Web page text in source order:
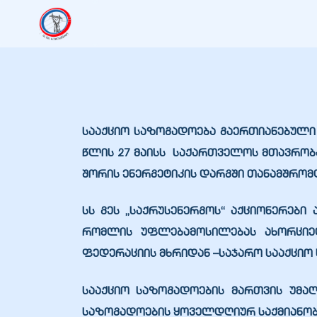
სააქციო საზოგადოება გაერთიანებული
წლის 27 მაისს საქართველოს
შორის ენერგეტიკის დარგში
სს გეს „საქრუსენერგოს“
რომლის უფლებამოსილებას
ფედერაციის მხრიდან –საჯარო
სააქციო საზოგადოების მართვის
საზოგადოების ყოველდღიურ